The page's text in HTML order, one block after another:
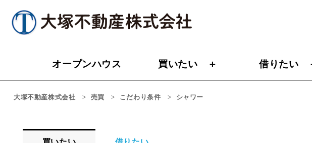
オープンハウス 買いたい 借りたい
大塚不動産株式会社 > 売買 > こだわり条件 > シャワー